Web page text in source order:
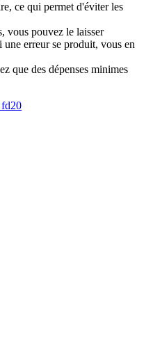
ce qui permet d'éviter les
vous pouvez le laisser
erreur se produit, vous en
que des dépenses minimes